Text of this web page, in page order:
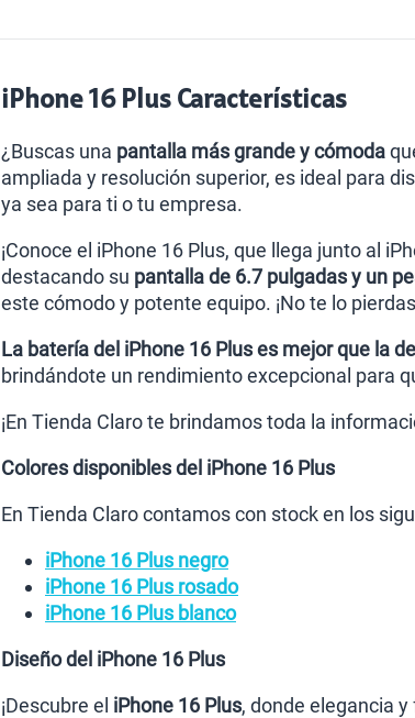
iPhone 16 Plus Características
¿Buscas una pantalla más grande y cómoda
ampliada y resolución superior, es ideal para
ya sea para ti o tu empresa.
¡Conoce el iPhone 16 Plus, que llega junto al
destacando su pantalla de 6.7 pulgadas y un
este cómodo y potente equipo. ¡No te lo
La batería del iPhone 16 Plus es mejor que la
brindándote un rendimiento excepcional para
¡En Tienda Claro te brindamos toda la
Colores disponibles del iPhone 16 Plus
En Tienda Claro contamos con stock en los
iPhone 16 Plus negro
iPhone 16 Plus rosado
iPhone 16 Plus blanco
Diseño del iPhone 16 Plus
¡Descubre el iPhone 16 Plus, donde elegancia